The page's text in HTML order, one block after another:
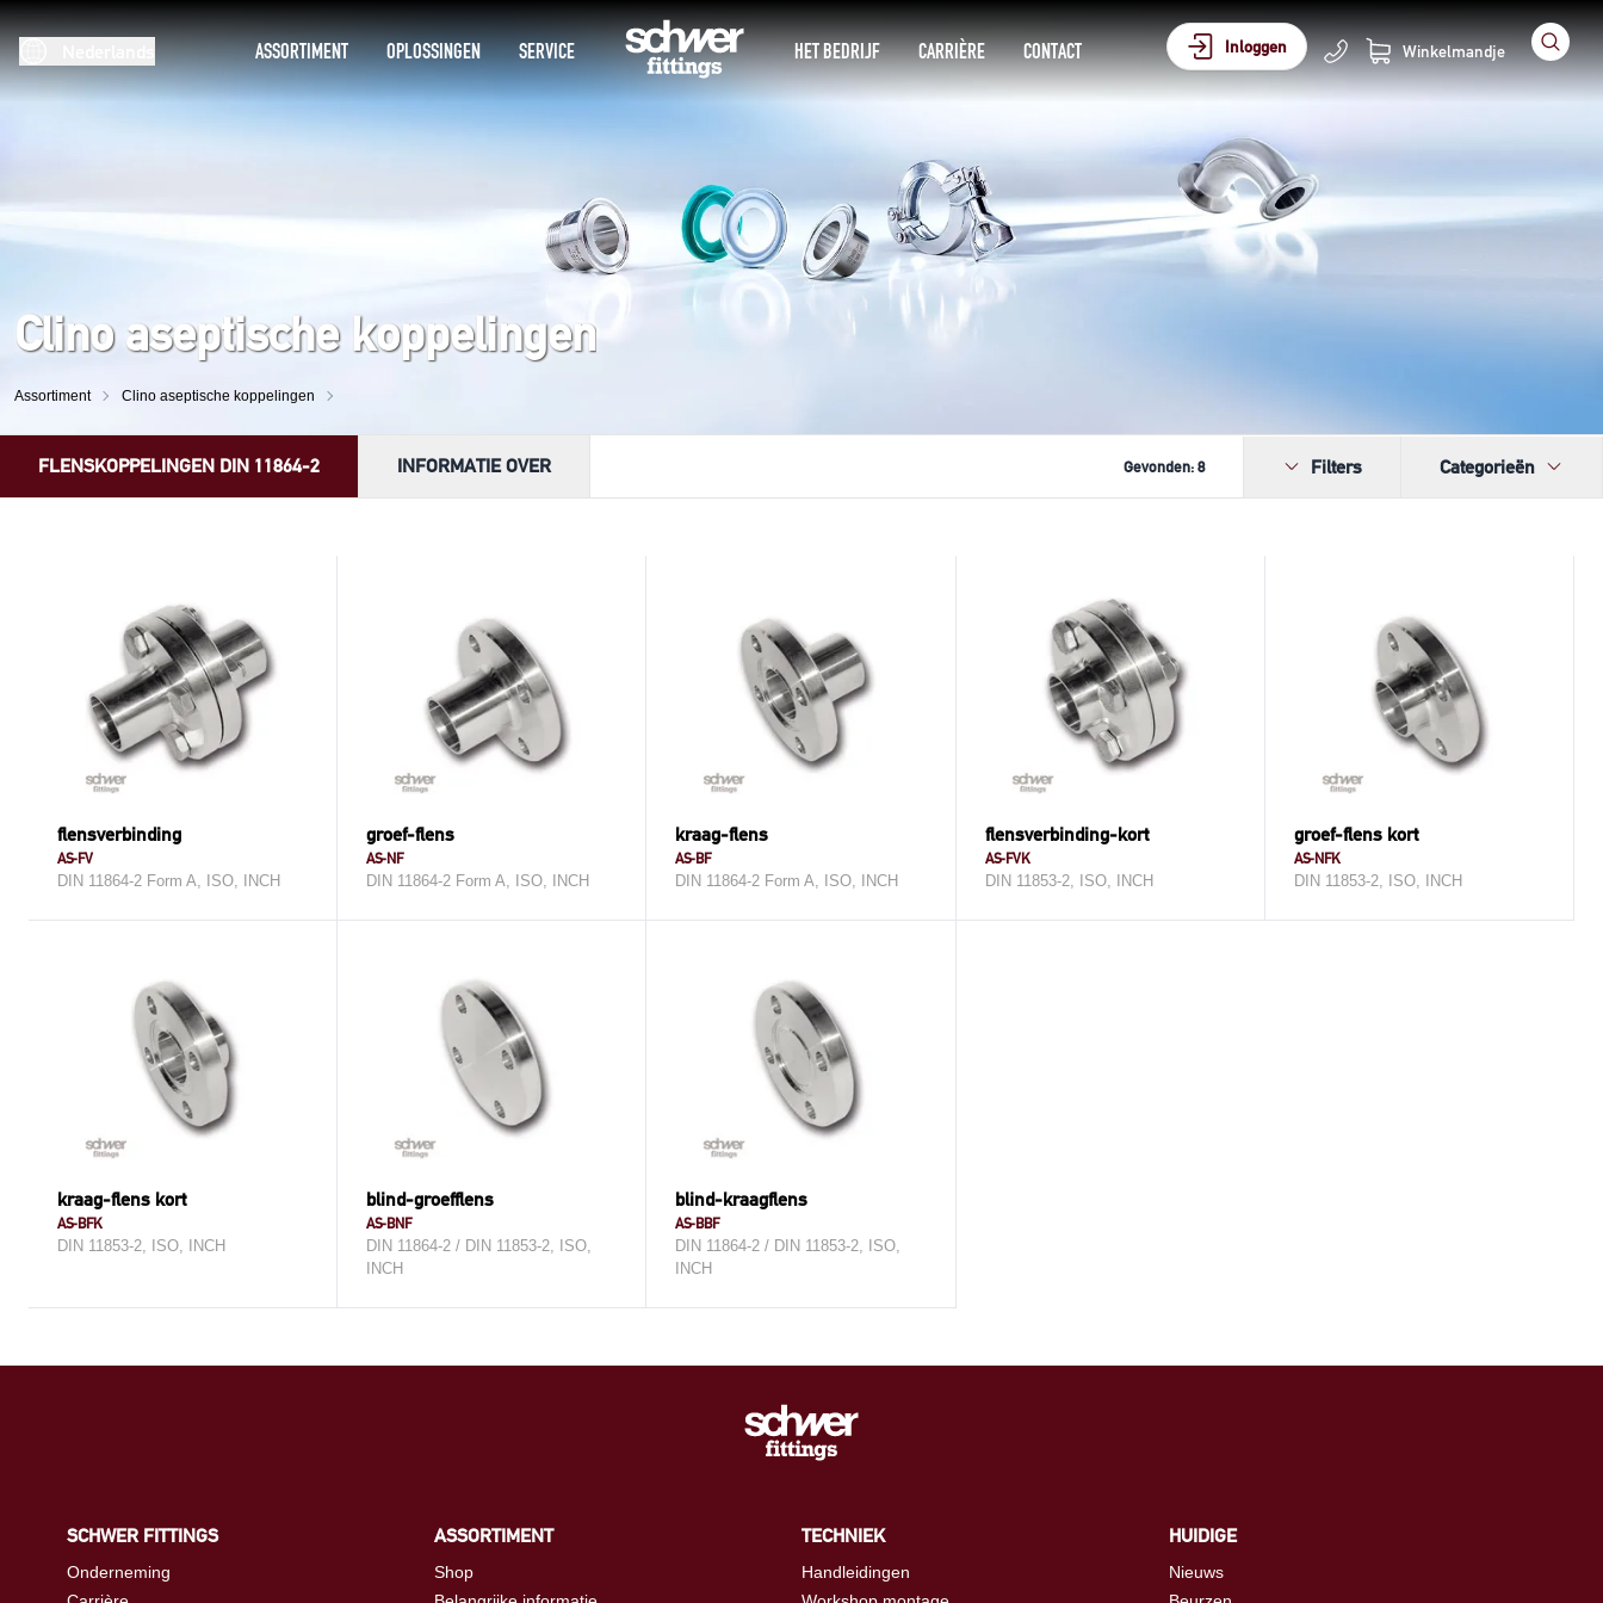
ASSORTIMENT OPLOSSINGEN SERVICE HET BEDRIJF CARRIÈRE CONTACT Inloggen Winkelmandje
Clino aseptische koppelingen
Assortiment Clino aseptische koppelingen
FLENSKOPPELINGEN DIN 11864-2 INFORMATIE OVER Gevonden:8 Filters Categorieën
flensverbinding
AS-FV
DIN 11864-2 Form A, ISO, INCH
groef-flens
AS-NF
DIN 11864-2 Form A, ISO, INCH
kraag-flens
AS-BF
DIN 11864-2 Form A, ISO, INCH
flensverbinding-kort
AS-FVK
DIN 11853-2, ISO, INCH
groef-flens kort
AS-NFK
DIN 11853-2, ISO, INCH
kraag-flens kort
AS-BFK
DIN 11853-2, ISO, INCH
blind-groefflens
AS-BNF
DIN 11864-2 / DIN 11853-2, ISO,
INCH
blind-kraagflens
AS-BBF
DIN 11864-2 / DIN 11853-2, ISO,
INCH
SCHWER FITTINGS
Onderneming
ASSORTIMENT
Shop
TECHNIEK
Handleidingen
HUIDIGE
Nieuws